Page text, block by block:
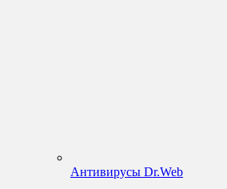
Антивирусы Dr.Web